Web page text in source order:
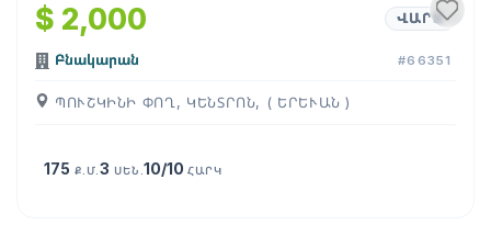
$ 2,000 ՎԱՐՁ
Բնակարան #66351
ՊՈՒՇԿԻՆԻ ՓՈՂ, ԿԵՆՏՐՈՆ, ( ԵՐԵՒԱՆ )
175 Ք.Մ.3 ՍԵՆ.10/10ՀԱՐԿ